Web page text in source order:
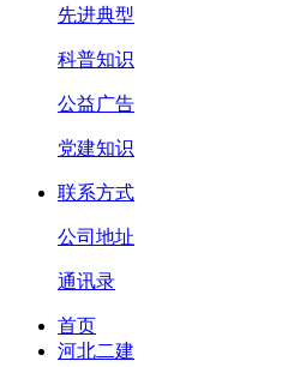
先进典型
科普知识
公益广告
党建知识
联系方式
公司地址
通讯录
首页
河北二建